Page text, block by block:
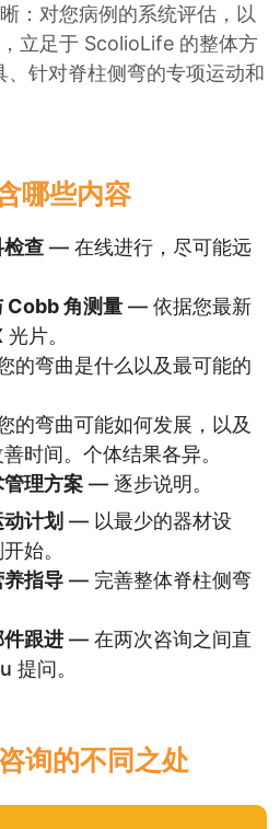
：对您病例的系统评估，以
立足于 ScolioLife 的整体方
针对脊柱侧弯的专项运动和
哪些内容
查 — 在线进行，尽可能远
Cobb 角测量 — 依据您最新
片。
弯曲是什么以及最可能的
的弯曲可能如何发展，以及
时间。个体结果各异。
理方案 — 逐步说明。
计划 — 以最少的器材设
始。
指导 — 完善整体脊柱侧弯
跟进 — 在两次咨询之间直
提问。
询的不同之处